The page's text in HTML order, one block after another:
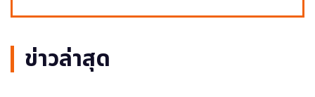
ข่าวล่าสุด